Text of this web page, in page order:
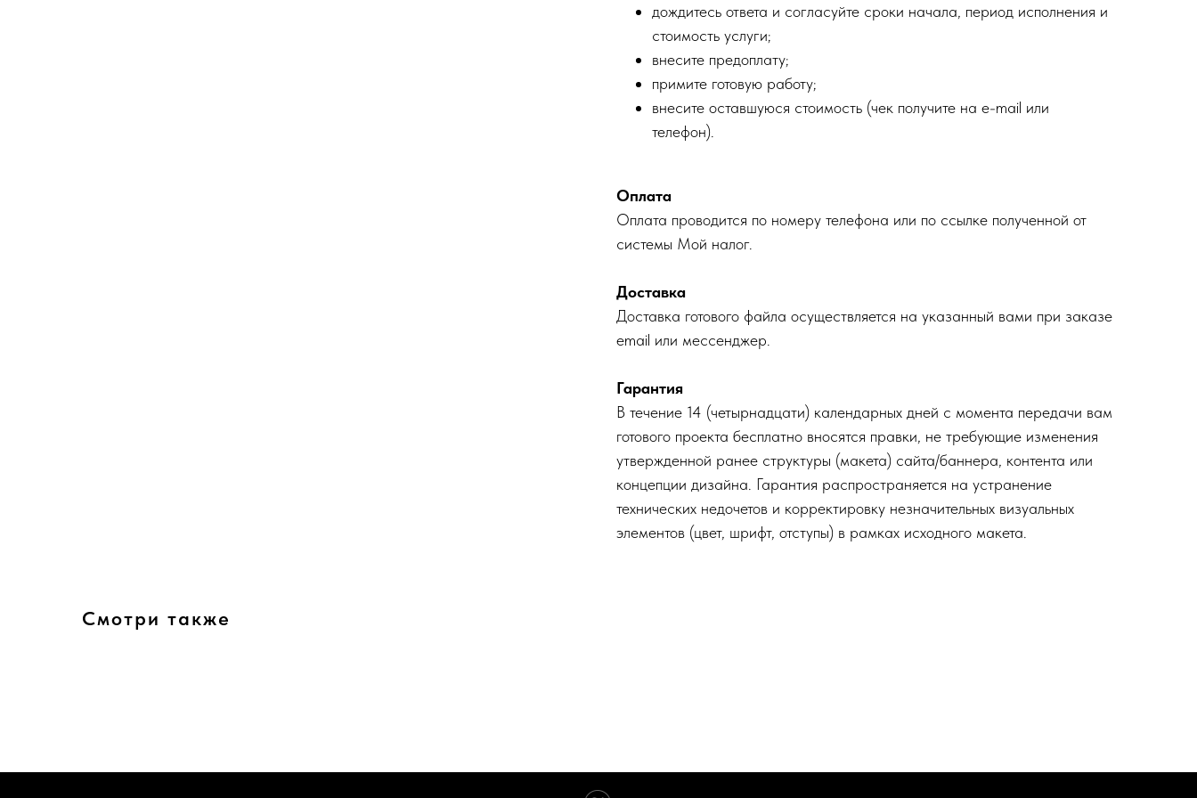
дождитесь ответа и согласуйте сроки начала, период исполнения и
стоимость услуги;
внесите предоплату;
примите готовую работу;
внесите оставшуюся стоимость (чек получите на e-mail или
телефон).
Оплата
Оплата проводится по номеру телефона или по ссылке полученной от
системы Мой налог.
Доставка
Доставка готового файла осуществляется на указанный вами при заказе
email или мессенджер.
Гарантия
В течение 14 (четырнадцати) календарных дней с момента передачи вам
готового проекта бесплатно вносятся правки, не требующие изменения
утвержденной ранее структуры (макета) сайта/баннера, контента или
концепции дизайна. Гарантия распространяется на устранение
технических недочетов и корректировку незначительных визуальных
элементов (цвет, шрифт, отступы) в рамках исходного макета.
Смотри также